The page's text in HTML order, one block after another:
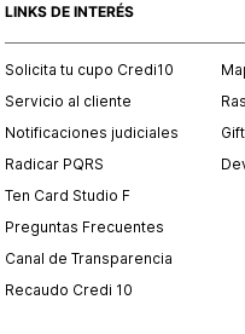
LINKS DE INTERÉS
Solicita tu cupo Credi10
Servicio al cliente
Notificaciones judiciales
Radicar PQRS
Ten Card Studio F
Preguntas Frecuentes
Canal de Transparencia
Recaudo Credi 10